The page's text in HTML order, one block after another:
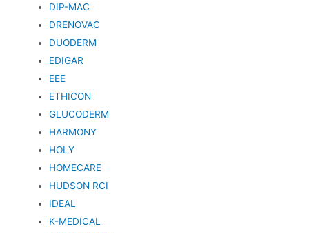
DIP-MAC
DRENOVAC
DUODERM
EDIGAR
EEE
ETHICON
GLUCODERM
HARMONY
HOLY
HOMECARE
HUDSON RCI
IDEAL
K-MEDICAL